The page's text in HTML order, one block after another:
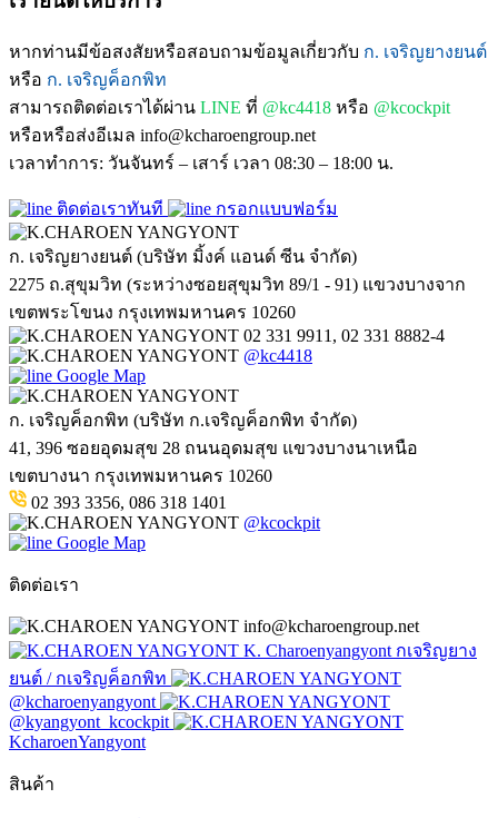
หากท่านมีข้อสงสัยหรือสอบถามข้อมูลเกี่ยวกับ ก. เจริญยางยนต์
หรือ ก. เจริญค็อกพิท
สามารถติดต่อเราได้ผ่าน LINE ที่ @kc4418 หรือ @kcockpit
หรือหรือส่งอีเมล info@kcharoengroup.net
เวลาทำการ: วันจันทร์ – เสาร์ เวลา 08:30 – 18:00 น.
ติดต่อเราทันที กรอกแบบฟอร์ม
ก. เจริญยางยนต์ (บริษัท มิ้งค์ แอนด์ ซีน จำกัด)
2275 ถ.สุขุมวิท (ระหว่างซอยสุขุมวิท 89/1 - 91) แขวงบางจาก
เขตพระโขนง กรุงเทพมหานคร 10260
02 331 9911, 02 331 8882-4
@kc4418
Google Map
ก. เจริญค็อกพิท (บริษัท ก.เจริญค็อกพิท จำกัด)
41, 396 ซอยอุดมสุข 28 ถนนอุดมสุข แขวงบางนาเหนือ
เขตบางนา กรุงเทพมหานคร 10260
02 393 3356, 086 318 1401
@kcockpit
Google Map
ติดต่อเรา
info@kcharoengroup.net
K. Charoenyangyont กเจริญยาง
ยนต์ / กเจริญค็อกพิท
@kcharoenyangyont
@kyangyont_kcockpit
KcharoenYangyont
สินค้า